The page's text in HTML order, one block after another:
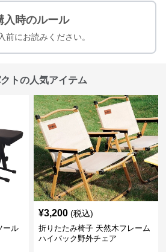
入時のルール
前にお読みください。
トの人気アイテム
ール
¥3,200 (税込)
折りたたみ椅子 天然木フレーム
ハイバック野外チェア